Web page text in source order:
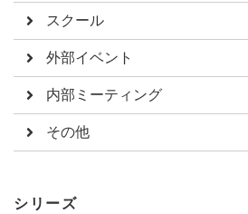
スクール
外部イベント
内部ミーティング
その他
シリーズ